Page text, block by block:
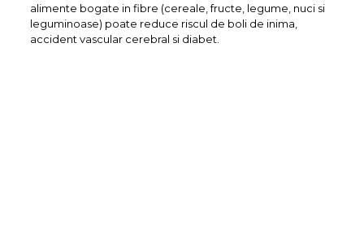
alimente bogate in fibre (cereale, fructe, legume, nuci si
leguminoase) poate reduce riscul de boli de inima,
accident vascular cerebral si diabet.